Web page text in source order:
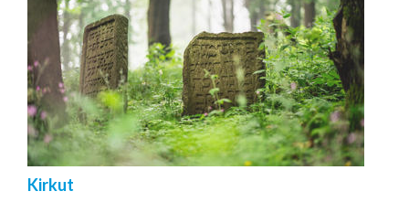
Kirkut